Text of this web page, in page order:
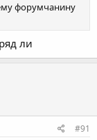
форумчанину
ли
#91